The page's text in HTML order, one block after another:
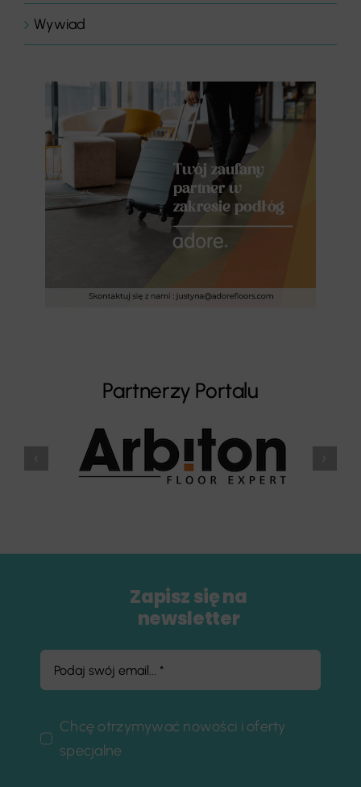
Wywiad
Partnerzy Portalu
Zapisz się na
newsletter
Chcę otrzymywać nowości i oferty
specjalne